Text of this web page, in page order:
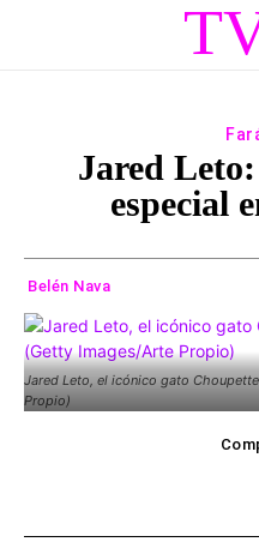
Jared
especial
Belén Nava
Jared Leto, el icónico gato
Propio)